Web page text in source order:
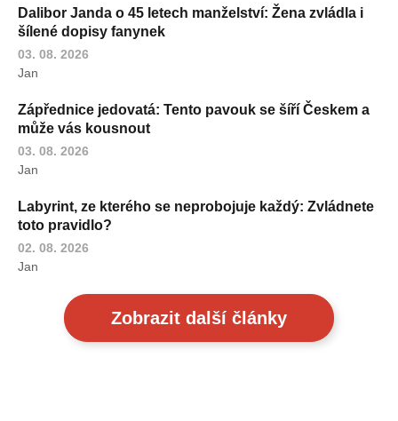
Dalibor Janda o 45 letech manželství: Žena zvládla i
šílené dopisy fanynek
03. 08. 2026
Jan
Zápřednice jedovatá: Tento pavouk se šíří Českem a
může vás kousnout
03. 08. 2026
Jan
Labyrint, ze kterého se neprobojuje každý: Zvládnete
toto pravidlo?
02. 08. 2026
Jan
Zobrazit další články